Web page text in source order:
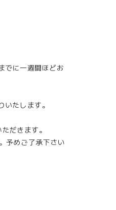
でに一週間ほどお
たします。
だきます。
予めご了承下さい